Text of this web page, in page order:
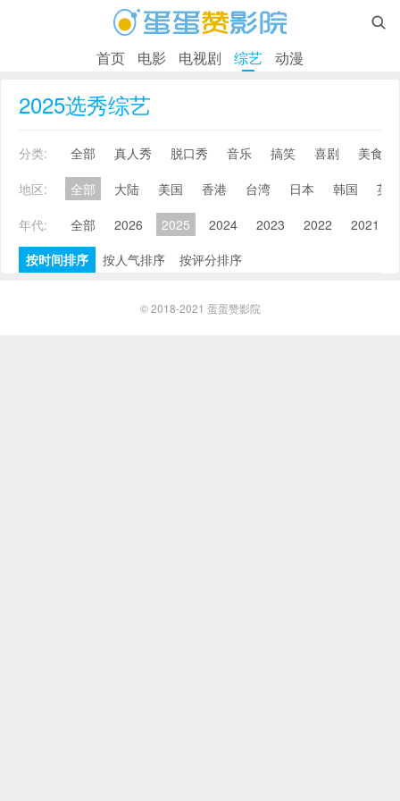

首页 电影 电视剧 综艺 动漫
2025选秀综艺
分类: 全部 真人秀 脱口秀 音乐 搞笑 喜剧
美食
地区:
全部 大陆 美国 香港 台湾 日本 韩国
英
年代:
全部 2026 2025 2024 2023 2022 2021
按时间排序
按人气排序 按评分排序
© 2018-2021 蛋蛋赞影院